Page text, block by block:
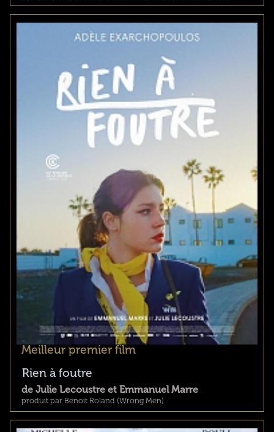
Meilleur premier film
Rien à foutre
de Julie Lecoustre et Emmanuel Marre
produit par Benoit Roland (Wrong Men)